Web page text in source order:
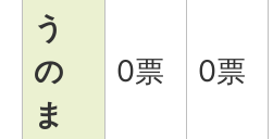
う
の
ま
0票 0票